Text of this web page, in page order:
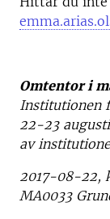
Omtentor i
Institutionen
22-23
av
2017-08-22,
MA0033